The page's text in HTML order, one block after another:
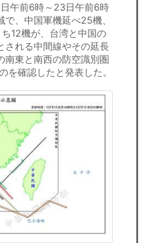
午前6時～23日午前6時
、中国軍機延べ25機、
12機が、台湾と中国の
される中間線やその延長
南東と南西の防空識別圏
を確認したと発表した。